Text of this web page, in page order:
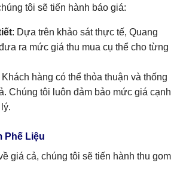
tôi sẽ tiến hành báo giá:
: Dựa trên khảo sát thực tế, Quang
ra mức giá thu mua cụ thể cho từng
Khách hàng có thể thỏa thuận và thống
Chúng tôi luôn đảm bảo mức giá cạnh
Phế Liệu
giá cả, chúng tôi sẽ tiến hành thu gom